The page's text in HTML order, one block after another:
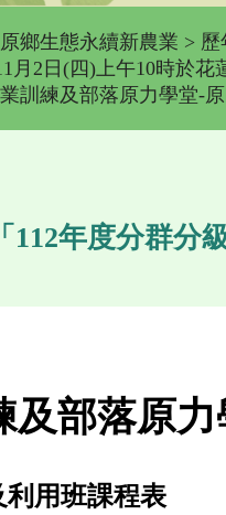
鄉生態永續新農業 > 歷
月2日(四)上午10時於花
訓練及部落原力學堂-
112年度分群分
及部落原
用班課程表